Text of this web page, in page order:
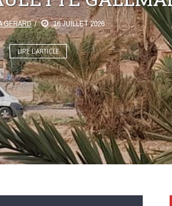
GERARD 16 JUILLET 2026
LIRE L’ARTICLE